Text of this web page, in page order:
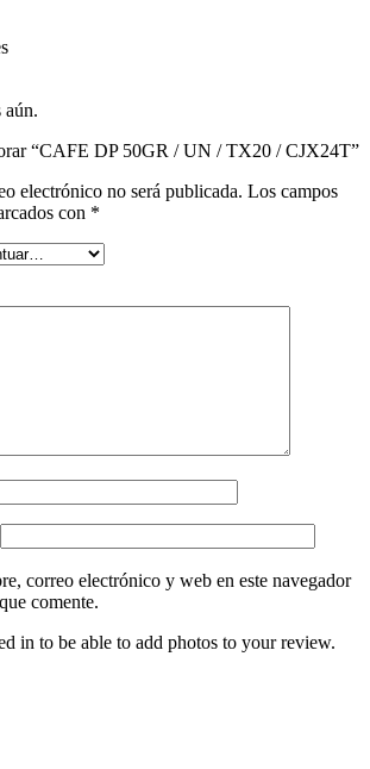
aún.
“CAFE DP 50GR / UN / TX20 / CJX24T”
electrónico no será publicada. Los campos
con *
correo electrónico y web en este navegador
comente.
in to be able to add photos to your review.